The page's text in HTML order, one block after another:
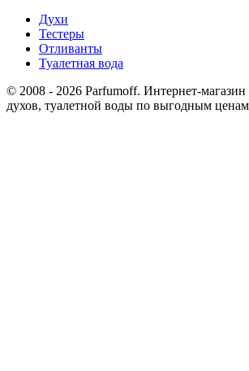
Духи
Тестеры
Отливанты
Туалетная вода
© 2008 - 2026 Parfumoff. Интернет-
духов, туалетной воды по выгодным ценам